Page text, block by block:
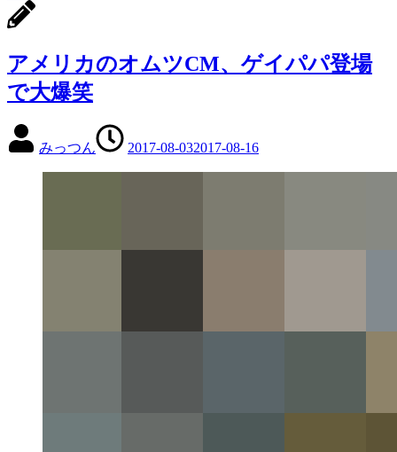
有
アメリカのオムツCM、ゲイパパ登場
で大爆笑
みっつん 2017-08-032017-08-16